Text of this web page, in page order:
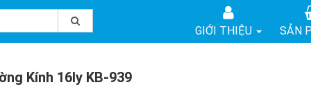
GIỚI THIỆU SẢN
Kính 16ly KB-939